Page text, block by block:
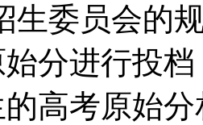
生委员会的
分进行投
高考原始